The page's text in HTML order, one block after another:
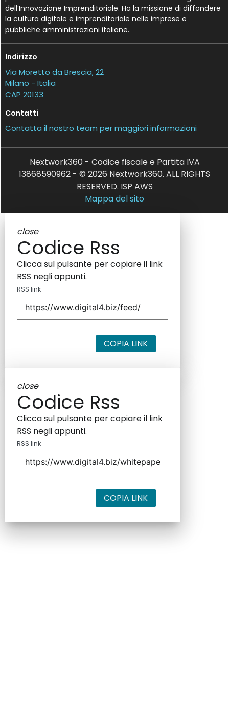
dell’Innovazione Imprenditoriale. Ha la missione di diffondere
la cultura digitale e imprenditoriale nelle imprese e
pubbliche amministrazioni italiane.
Indirizzo
Via Moretto da Brescia, 22
Milano - Italia
CAP 20133
Contatti
Contatta il nostro team per maggiori informazioni
Nextwork360 - Codice fiscale e Partita IVA
13868590962 - © 2026 Nextwork360. ALL RIGHTS
RESERVED. ISP AWS
Mappa del sito
close
Codice Rss
Clicca sul pulsante per copiare il link
RSS negli appunti.
RSS link
COPIA LINK
close
Codice Rss
Clicca sul pulsante per copiare il link
RSS negli appunti.
RSS link
COPIA LINK